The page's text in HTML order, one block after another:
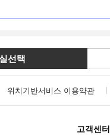
선택
위치기반서비스 이용약관
고객센터